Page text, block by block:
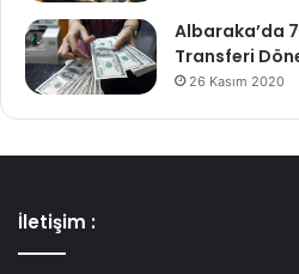
Albaraka’da
Transferi
26 Kasım 2020
İletişim :